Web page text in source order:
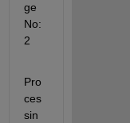
ge
No:
2
Pro
ces
sin